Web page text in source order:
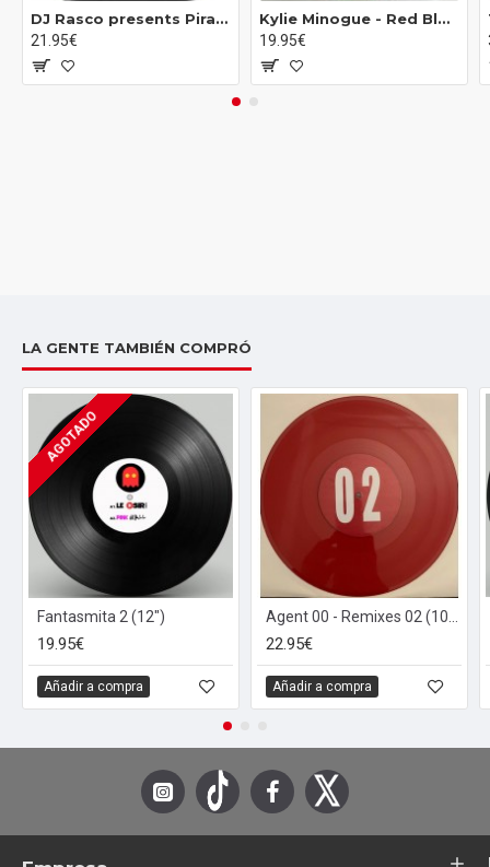
DJ Rasco presents Pirate Breaks Vol.2 (12")
21.95€
Kylie Minogue ‎- Red Blooded Woman (12" - Limited Edition - Picture Disc)
19.95€
LA GENTE TAMBIÉN COMPRÓ
AGOTADO
Fantasmita 2 (12")
19.95€
Añadir a compra
22.95€
Añadir a compra